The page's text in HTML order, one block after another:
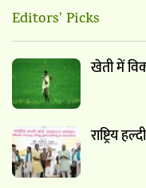
Editors' Picks
खेती में
राष्ट्रिय